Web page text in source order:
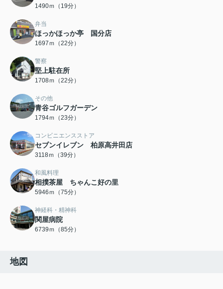
1490ｍ（19分）
弁当
ほっかほっか亭 国分店
1697ｍ（22分）
警察
堅上駐在所
1708ｍ（22分）
その他
青谷ゴルフガーデン
1794ｍ（23分）
コンビニエンスストア
セブンイレブン 柏原高井田店
3118ｍ（39分）
和風料理
相撲茶屋 ちゃんこ好の里
5946ｍ（75分）
神経科・精神科
関屋病院
6739ｍ（85分）
地図